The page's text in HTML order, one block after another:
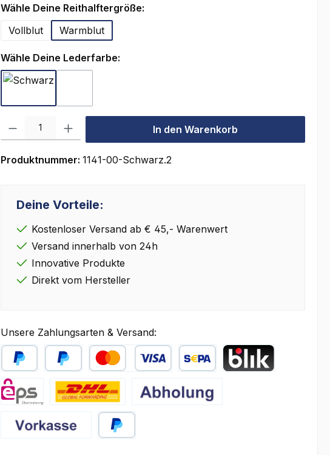
Wähle Deine Reithalftergröße:auswählen
Vollblut
Warmblut
Wähle Deine Lederfarbe:auswählen
Produkt Anzahl: Gib den gewünschten Wert ein oder benutze die Schaltflächen
In den Warenkorb
Produktnummer: 1141-00-Schwarz.2
Deine Vorteile:
Kostenloser Versand ab € 45,- Warenwert
Versand innerhalb von 24h
Innovative Produkte
Direkt vom Hersteller
Unsere Zahlungsarten & Versand:
PayPal Später BezahlenKredit- oder Debitkarte
Abholung